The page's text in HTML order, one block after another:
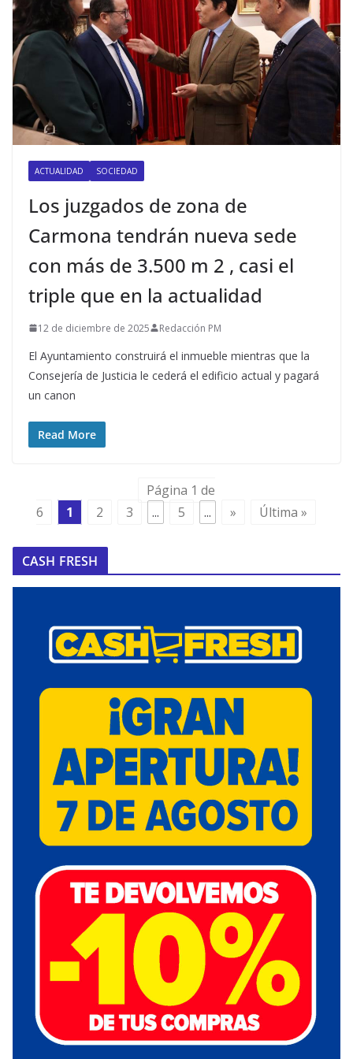
ACTUALIDAD SOCIEDAD
Los juzgados de zona de
Carmona tendrán nueva sede
con más de 3.500 m 2 , casi el
triple que en la actualidad
12 de diciembre de 2025 Redacción PM
El Ayuntamiento construirá el inmueble mientras que la
Consejería de Justicia le cederá el edificio actual y pagará
un canon
Read More
Página 1 de
6
1 2 3 ... 5 ... » Última »
CASH FRESH